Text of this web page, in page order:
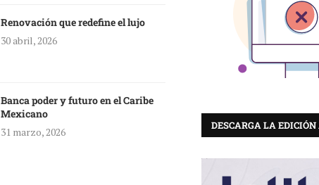
Renovación que redefine el lujo
30 abril, 2026
Banca poder y futuro en el Caribe
Mexicano
31 marzo, 2026
DESCARGA LA EDICIÓN